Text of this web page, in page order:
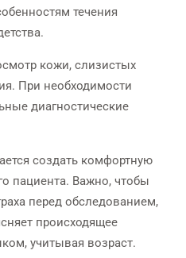
течения
кожи, слизистых
При необходимости
диагностические
создать комфортную
пациента. Важно, чтобы
перед обследованием,
происходящее
учитывая возраст.